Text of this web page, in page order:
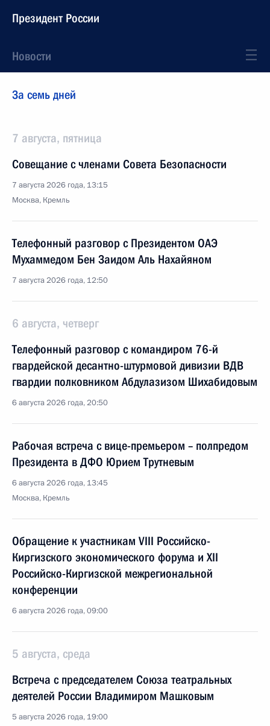
Президент России
Новости
За семь дней
7 августа, пятница
Совещание с членами Совета Безопасности
7 августа 2026 года, 13:15
Москва, Кремль
Телефонный разговор с Президентом ОАЭ
Мухаммедом Бен Заидом Аль Нахайяном
7 августа 2026 года, 12:50
6 августа, четверг
Телефонный разговор с командиром 76-й
гвардейской десантно-штурмовой дивизии ВДВ
гвардии полковником Абдулазизом Шихабидовым
6 августа 2026 года, 20:50
Рабочая встреча с вице-премьером – полпредом
Президента в ДФО Юрием Трутневым
6 августа 2026 года, 13:45
Москва, Кремль
Обращение к участникам VIII Российско-
Киргизского экономического форума и XII
Российско-Киргизской межрегиональной
конференции
6 августа 2026 года, 09:00
5 августа, среда
Встреча с председателем Союза театральных
деятелей России Владимиром Машковым
5 августа 2026 года, 19:00